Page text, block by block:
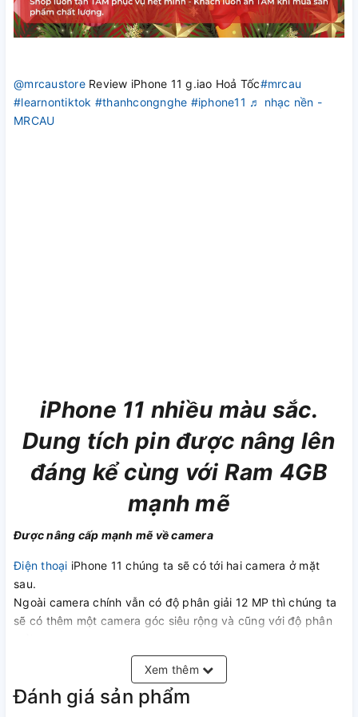
@mrcaustoreReview iPhone 11 g.iao Hoả Tốc#mrcau
#learnontiktok #thanhcongnghe #iphone11 ♬ nhạc nền -
MRCAU
iPhone 11 nhiều màu sắc.
Dung tích pin được nâng lên
đáng kể cùng với Ram 4GB
mạnh mẽ
Được nâng cấp mạnh mẽ về camera
Điện thoại iPhone 11 chúng ta sẽ có tới hai camera ở mặt
sau.
Ngoài camera chính vẫn có độ phân giải 12 MP thì chúng ta
sẽ có thêm một camera góc siêu rộng và cũng với độ phân
Bên cạnh đó với iPhone 11 thì đây sẽ là lần đầu tiên Apple
trang bị khả năng chụp đêm lên chiếc iPhone của mình.
Xem thêm
Đánh giá sản phẩm